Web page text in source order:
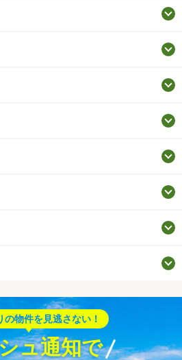
の物件を見逃さない！
ュ通知で